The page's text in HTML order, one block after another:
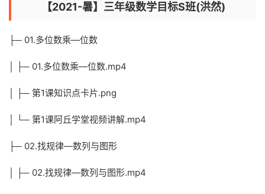
【2021-暑】三年级数学目标S班(洪然)
├─ 01.多位数乘—位数
│ ├─ 01.多位数乘—位数.mp4
│ ├─ 第1课知识点卡片.png
│ └─ 第1课阿丘学堂视频讲解.mp4
├─ 02.找规律—数列与图形
│ ├─ 02.找规律—数列与图形.mp4